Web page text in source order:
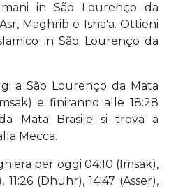
in São Lourenço da
Maghrib e Isha'a. Ottieni
in São Lourenço da
a São Lourenço da Mata
e finiranno alle 18:28
Mata Brasile si trova a
Mecca.
per oggi 04:10 (Imsak),
(Dhuhr), 14:47 (Asser),